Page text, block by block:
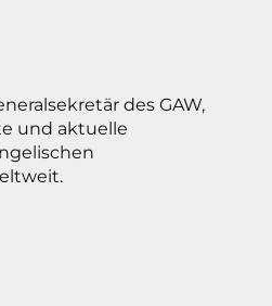
des GAW,
und aktuelle